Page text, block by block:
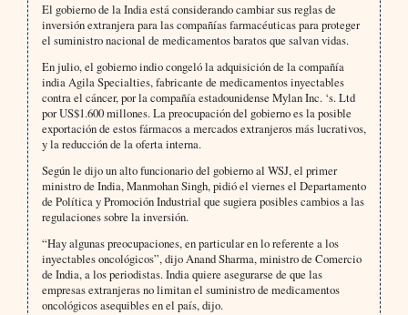
El gobierno de la India está considerando cambiar sus reglas de
inversión extranjera para las compañías farmacéuticas para proteger
el suministro nacional de medicamentos baratos que salvan vidas.
En julio, el gobierno indio congeló la adquisición de la compañía
india Agila Specialties, fabricante de medicamentos inyectables
contra el cáncer, por la compañía estadounidense Mylan Inc. ‘s. Ltd
por US$1.600 millones. La preocupación del gobierno es la posible
exportación de estos fármacos a mercados extranjeros más lucrativos,
y la reducción de la oferta interna.
Según le dijo un alto funcionario del gobierno al WSJ, el primer
ministro de India, Manmohan Singh, pidió el viernes el Departamento
de Política y Promoción Industrial que sugiera posibles cambios a las
regulaciones sobre la inversión.
“Hay algunas preocupaciones, en particular en lo referente a los
inyectables oncológicos”, dijo Anand Sharma, ministro de Comercio
de India, a los periodistas. India quiere asegurarse de que las
empresas extranjeras no limitan el suministro de medicamentos
oncológicos asequibles en el país, dijo.